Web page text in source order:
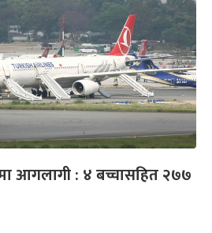
आगलागी : ४ बच्चासहित २७७